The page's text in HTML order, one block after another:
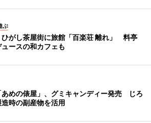
ぶ
ひがし茶屋街に旅館「百楽荘 離れ」 料亭
ュースの和カフェも
あめの俵屋」、グミキャンディー発売 じろ
造時の副産物を活用